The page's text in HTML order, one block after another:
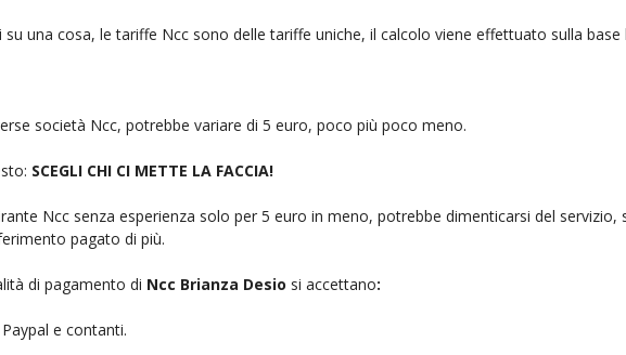
una cosa, le tariffe Ncc sono delle tariffe uniche, il calcolo viene effettuato sulla base
società Ncc, potrebbe variare di 5 euro, poco più poco meno.
SCEGLI CHI CI METTE LA FACCIA!
Ncc senza esperienza solo per 5 euro in meno, potrebbe dimenticarsi del servizio,
pagato di più.
di pagamento di Ncc Brianza Desio si accettano:
e contanti.